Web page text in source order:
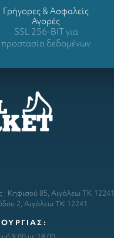
Γρήγορες & Ασφαλείς
Αγορές
SSL 256-BIT για
προστασία δεδομένων
: Κηφισού 85, Αιγάλεω ΤΚ 12241
2, Αιγάλεω ΤΚ 12241